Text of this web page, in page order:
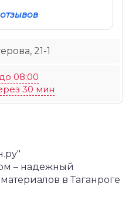
21-1
08:00
30 мин
– надежный
в Таганроге